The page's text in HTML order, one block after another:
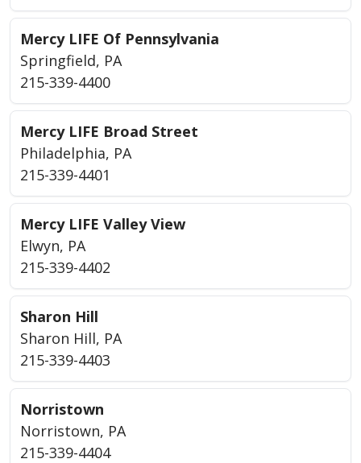
Mercy LIFE Of Pennsylvania
Springfield, PA
215-339-4400
Mercy LIFE Broad Street
Philadelphia, PA
215-339-4401
Mercy LIFE Valley View
Elwyn, PA
215-339-4402
Sharon Hill
Sharon Hill, PA
215-339-4403
Norristown
Norristown, PA
215-339-4404